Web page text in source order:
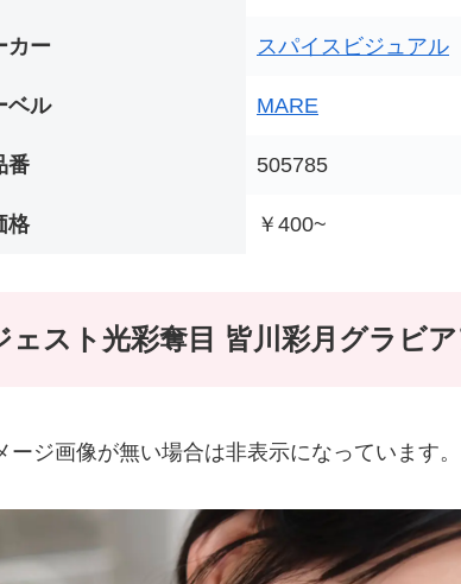
カー スパイスビジュアル
ベル MARE
番 505785
格 ￥400~
ェスト光彩奪目 皆川彩月グラビ
ジ画像が無い場合は非表示になっています。